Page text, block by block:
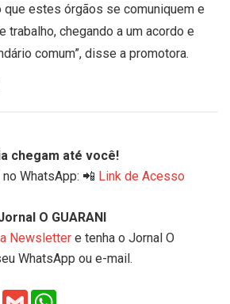
que estes órgãos se comuniquem e
trabalho, chegando a um acordo e
comum”, disse a promotora.
chegam até você!
WhatsApp: 📲 Link de Acesso
O GUARANI
Newsletter e tenha o Jornal O
WhatsApp ou e-mail.
Email Gmail